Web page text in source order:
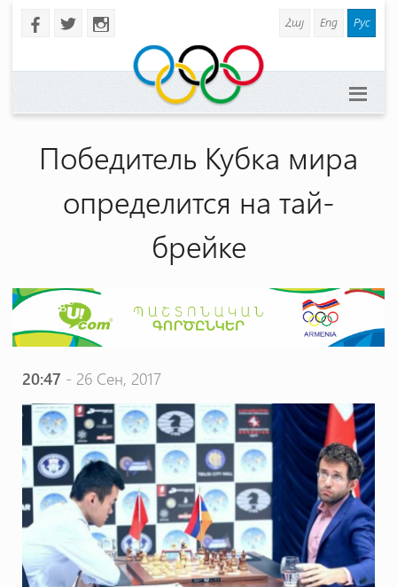
b a x Հայ Eng Рус
Победитель Кубка мира
определится на тай-
брейке
20:47 - 26 Сен, 2017